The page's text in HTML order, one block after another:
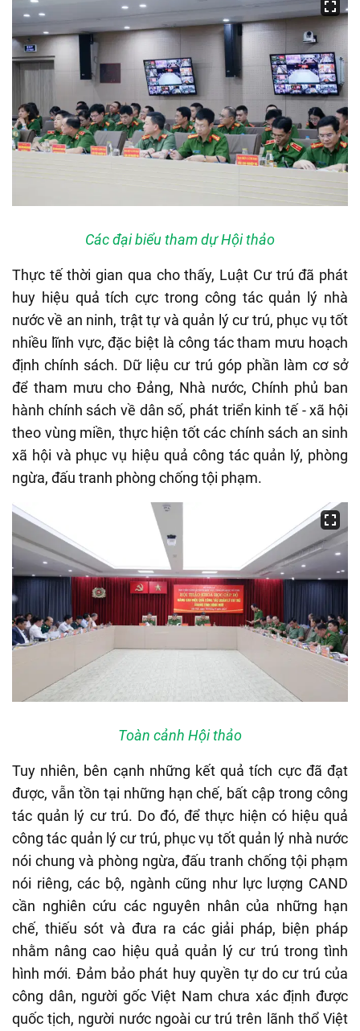
Các đại biểu tham dự Hội thảo
Thực tế thời gian qua cho thấy, Luật Cư trú đã phát
huy hiệu quả tích cực trong công tác quản lý nhà
nước về an ninh, trật tự và quản lý cư trú, phục vụ tốt
nhiều lĩnh vực, đặc biệt là công tác tham mưu hoạch
định chính sách. Dữ liệu cư trú góp phần làm cơ sở
để tham mưu cho Đảng, Nhà nước, Chính phủ ban
hành chính sách về dân số, phát triển kinh tế - xã hội
theo vùng miền, thực hiện tốt các chính sách an sinh
xã hội và phục vụ hiệu quả công tác quản lý, phòng
ngừa, đấu tranh phòng chống tội phạm.
Toàn cảnh Hội thảo
Tuy nhiên, bên cạnh những kết quả tích cực đã đạt
được, vẫn tồn tại những hạn chế, bất cập trong công
tác quản lý cư trú. Do đó, để thực hiện có hiệu quả
công tác quản lý cư trú, phục vụ tốt quản lý nhà nước
nói chung và phòng ngừa, đấu tranh chống tội phạm
nói riêng, các bộ, ngành cũng như lực lượng CAND
cần nghiên cứu các nguyên nhân của những hạn
chế, thiếu sót và đưa ra các giải pháp, biện pháp
nhằm nâng cao hiệu quả quản lý cư trú trong tình
hình mới. Đảm bảo phát huy quyền tự do cư trú của
công dân, người gốc Việt Nam chưa xác định được
quốc tịch, người nước ngoài cư trú trên lãnh thổ Việt